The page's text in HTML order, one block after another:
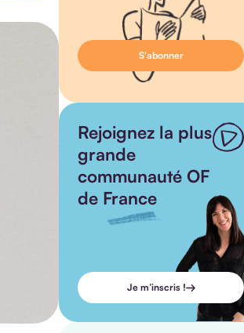
Rejoignez la plus
grande
communauté OF
de France
Je m’inscris !